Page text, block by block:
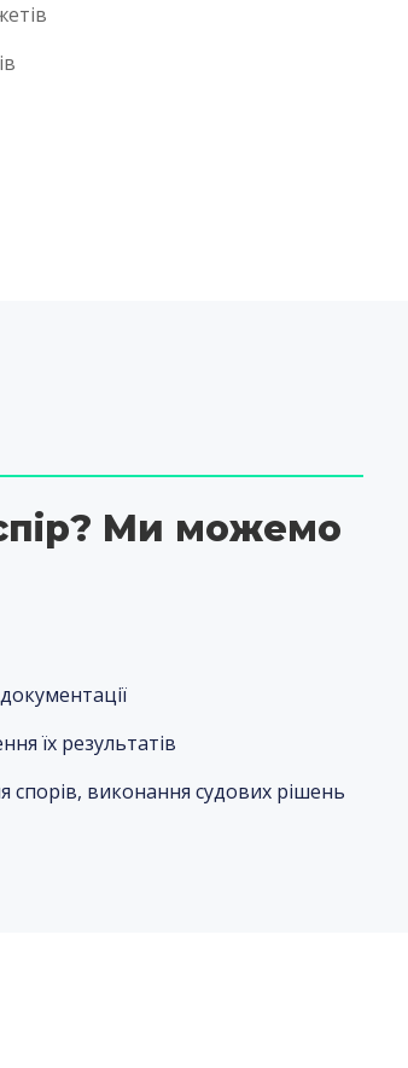
Ми можемо
їх результатів
виконання судових рішень